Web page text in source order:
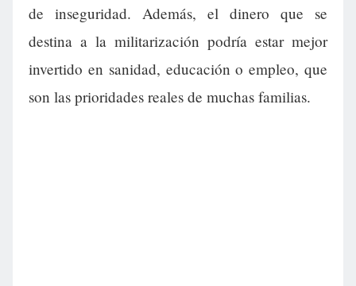
de inseguridad. Además, el dinero que se
destina a la militarización podría estar mejor
invertido en sanidad, educación o empleo, que
son las prioridades reales de muchas familias.